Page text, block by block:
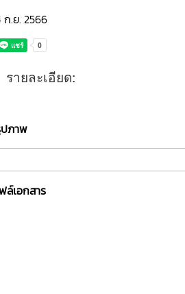
ก.ย. 2566
รายละเอียด:
ภาพ
ล์เอกสาร